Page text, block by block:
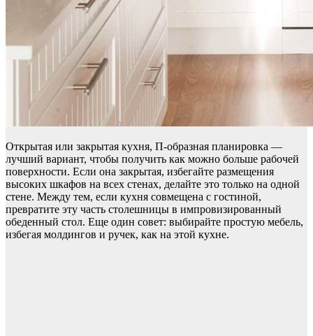
Открытая или закрытая кухня, П-образная планировка —
лучший вариант, чтобы получить как можно больше рабочей
поверхности. Если она закрытая, избегайте размещения
высоких шкафов на всех стенах, делайте это только на одной
стене. Между тем, если кухня совмещена с гостиной,
превратите эту часть столешницы в импровизированный
обеденный стол. Еще один совет: выбирайте простую мебель,
избегая молдингов и ручек, как на этой кухне.